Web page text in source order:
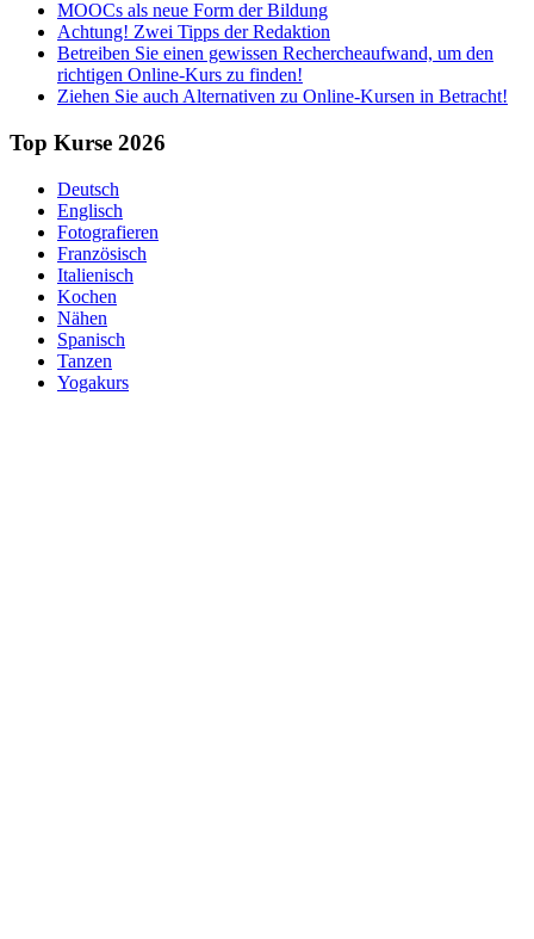
MOOCs als neue Form der Bildung
Achtung! Zwei Tipps der Redaktion
Betreiben Sie einen gewissen Rechercheaufwand, um den
richtigen Online-Kurs zu finden!
Ziehen Sie auch Alternativen zu Online-Kursen in Betracht!
Top Kurse 2026
Deutsch
Englisch
Fotografieren
Französisch
Italienisch
Kochen
Nähen
Spanisch
Tanzen
Yogakurs